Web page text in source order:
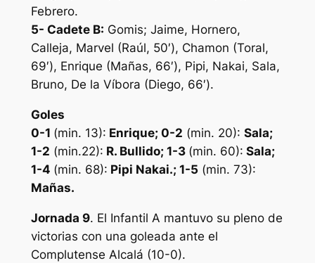
Febrero.
5- Cadete B: Gomis; Jaime, Hornero,
Calleja, Marvel (Raúl, 50′), Chamon (Toral,
69′), Enrique (Mañas, 66′), Pipi, Nakai, Sala,
Bruno, De la Víbora (Diego, 66′).
Goles
0-1 (min. 13): Enrique; 0-2 (min. 20): Sala;
1-2 (min.22): R. Bullido; 1-3 (min. 60): Sala;
1-4 (min. 68): Pipi Nakai.; 1-5 (min. 73):
Mañas.
Jornada 9. El Infantil A mantuvo su pleno de
victorias con una goleada ante el
Complutense Alcalá (10-0).